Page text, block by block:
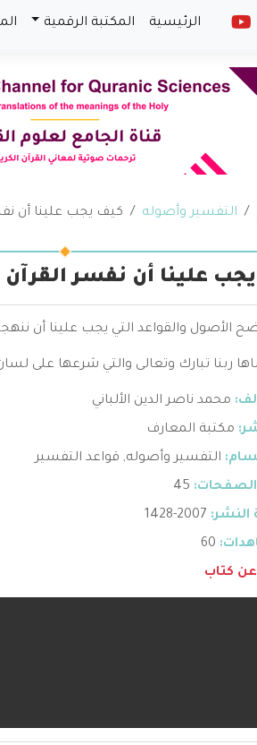
الرئيسية المكتبة الرقمية
التفسير وأصوله كيف يجب علينا أن
علينا أن نفسر القرآن
الأصول والقواعد التي يجب علينا أن
ربنا تبارك وتعالى والتي شرعها على
محمد ناصر الدين الألباني
مكتبة المعارف
التفسير وأصوله, قواعد التفسير
45
2007-1428
عن كتاب